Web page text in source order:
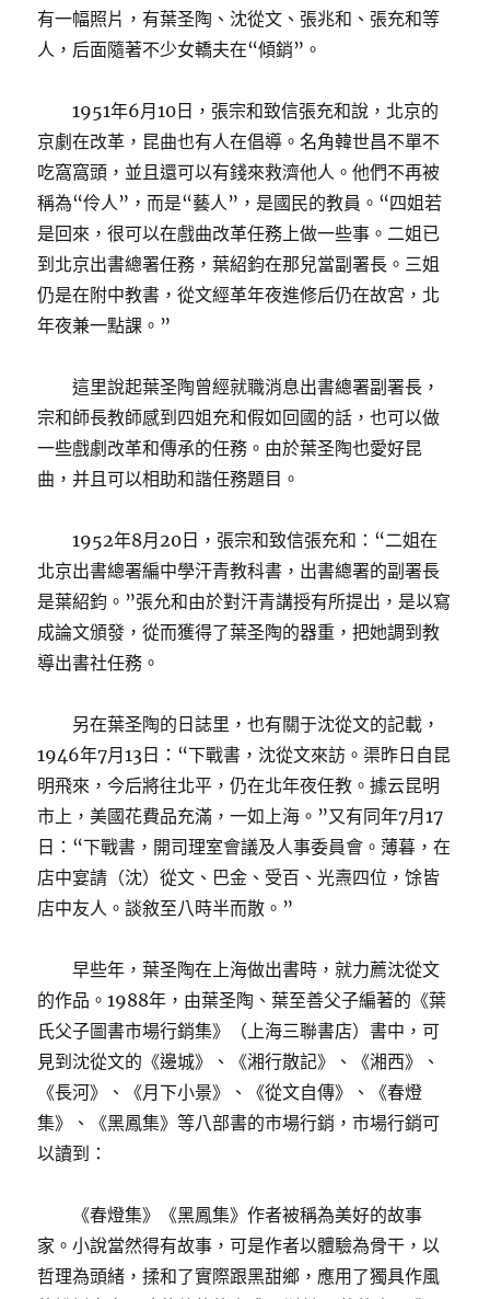
有一幅照片，有葉圣陶、沈從文、張兆和、張充和等
人，后面隨著不少女轎夫在“傾銷”。
1951年6月10日，張宗和致信張充和說，北京的
京劇在改革，昆曲也有人在倡導。名角韓世昌不單不
吃窩窩頭，並且還可以有錢來救濟他人。他們不再被
稱為“伶人”，而是“藝人”，是國民的教員。“四姐若
是回來，很可以在戲曲改革任務上做一些事。二姐已
到北京出書總署任務，葉紹鈞在那兒當副署長。三姐
仍是在附中教書，從文經革年夜進修后仍在故宮，北
年夜兼一點課。”
這里說起葉圣陶曾經就職消息出書總署副署長，
宗和師長教師感到四姐充和假如回國的話，也可以做
一些戲劇改革和傳承的任務。由於葉圣陶也愛好昆
曲，并且可以相助和諧任務題目。
1952年8月20日，張宗和致信張充和：“二姐在
北京出書總署編中學汗青教科書，出書總署的副署長
是葉紹鈞。”張允和由於對汗青講授有所提出，是以寫
成論文頒發，從而獲得了葉圣陶的器重，把她調到教
導出書社任務。
另在葉圣陶的日誌里，也有關于沈從文的記載，
1946年7月13日：“下戰書，沈從文來訪。渠昨日自昆
明飛來，今后將往北平，仍在北年夜任教。據云昆明
市上，美國花費品充滿，一如上海。”又有同年7月17
日：“下戰書，開司理室會議及人事委員會。薄暮，在
店中宴請（沈）從文、巴金、受百、光燾四位，馀皆
店中友人。談敘至八時半而散。”
早些年，葉圣陶在上海做出書時，就力薦沈從文
的作品。1988年，由葉圣陶、葉至善父子編著的《葉
氏父子圖書市場行銷集》（上海三聯書店）書中，可
見到沈從文的《邊城》、《湘行散記》、《湘西》、
《長河》、《月下小景》、《從文自傳》、《春燈
集》、《黑鳳集》等八部書的市場行銷，市場行銷可
以讀到：
《春燈集》《黑鳳集》作者被稱為美好的故事
家。小說當然得有故事，可是作者以體驗為骨干，以
哲理為頭緒，揉和了實際跟黑甜鄉，應用了獨具作風